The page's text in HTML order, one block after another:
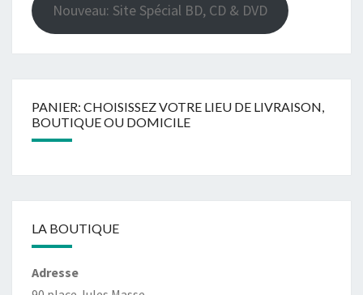
Nouveau: Site Spécial BD, CD & DVD
PANIER: CHOISISSEZ VOTRE LIEU DE LIVRAISON,
BOUTIQUE OU DOMICILE
LA BOUTIQUE
Adresse